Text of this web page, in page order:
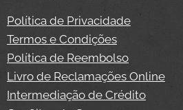
Política de Privacidade
Termos e Condições
Política de Reembolso
Livro de Reclamações Online
Intermediação de Crédito